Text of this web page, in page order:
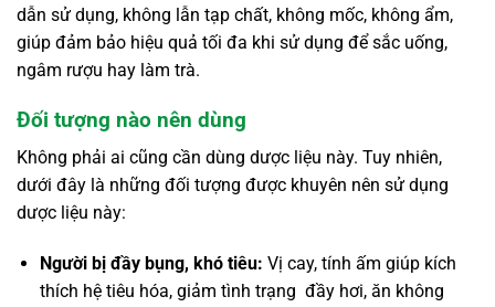
dẫn sử dụng, không lẫn tạp chất, không mốc, không ẩm,
giúp đảm bảo hiệu quả tối đa khi sử dụng để sắc uống,
ngâm rượu hay làm trà.
Đối tượng nào nên dùng
Không phải ai cũng cần dùng dược liệu này. Tuy nhiên,
dưới đây là những đối tượng được khuyên nên sử dụng
dược liệu này:
Người bị đầy bụng, khó tiêu: Vị cay, tính ấm giúp kích
thích hệ tiêu hóa, giảm tình trạng đầy hơi, ăn không